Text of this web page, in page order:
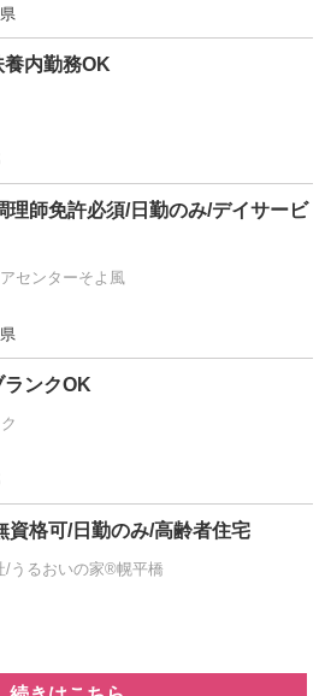
内勤務OK
理師免許必須/日勤のみ/デイサービ
センターそよ風
ンクOK
資格可/日勤のみ/高齢者住宅
/うるおいの家®幌平橋